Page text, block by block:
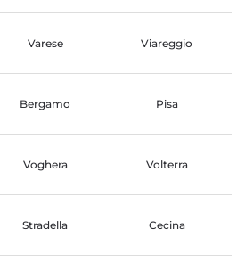
Varese Viareggio
Bergamo Pisa
Voghera Volterra
Stradella Cecina